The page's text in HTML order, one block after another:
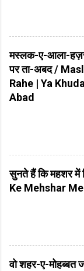
मस्लक-ए-आला-
पर ता-अबद /
Rahe | Ya
Abad
सुनते हैं कि महशर में
Ke Mehshar
वो शहर-ए-